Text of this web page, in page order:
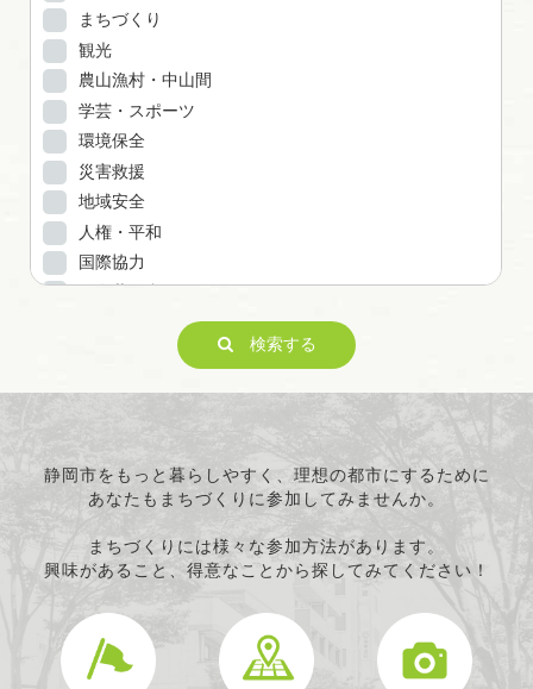
まちづくり
観光
農山漁村・中山間
学芸・スポーツ
環境保全
災害救援
地域安全
人権・平和
国際協力
子どもの健全育成
消費者保護
連絡・助言・援助
条例で定める活動
検索する
静岡市をもっと暮らしやすく、理想の都市にするために
あなたもまちづくりに参加してみませんか。
まちづくりには様々な参加方法があります。
興味があること、得意なことから探してみてください！